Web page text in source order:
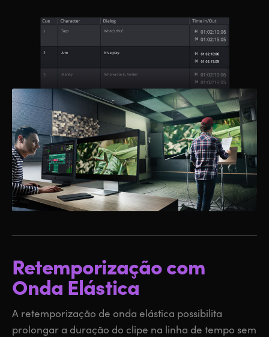
Retemporização com
Onda Elástica
A retemporização de onda elástica possibilita
prolongar a duração do clipe na linha de tempo sem